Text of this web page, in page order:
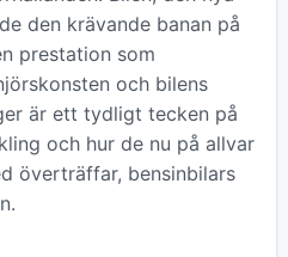
den krävande banan på
prestation som
och bilens
är ett tydligt tecken på
och hur de nu på allvar
överträffar, bensinbilars